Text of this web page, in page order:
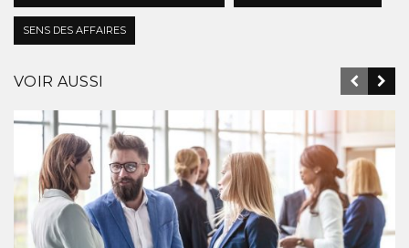
SENS DES AFFAIRES
VOIR AUSSI